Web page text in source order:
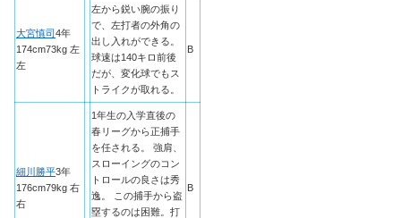
大宮慎司4年
174cm73kg 左
左
左から鋭い腕の振り
で、左打者の外角の
出し入れができる。
球速は140キロ前後
だが、変化球でもス
トライクが取れる。
B
細川勝平3年
176cm79kg 右
右
1年生の入学直後の
春リーグから正捕手
を任される。 強肩、
スローイングのコン
トロールの良さは秀
逸。 この捕手から盗
塁するのは困難。打
B